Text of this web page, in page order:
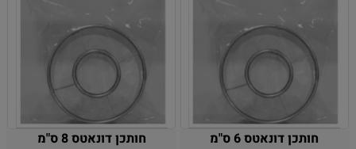
חותכן דונאטס 6 ס"מ חותכן דונאטס 8 ס"מ